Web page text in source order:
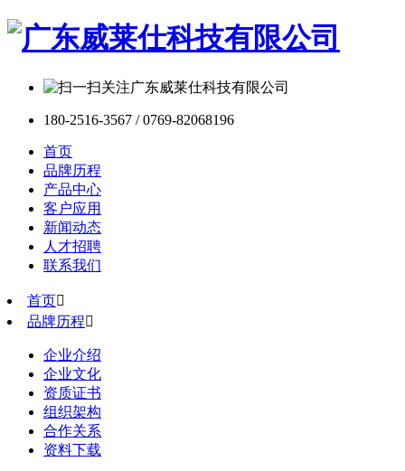
180-2516-3567 / 0769-82068196
首页
品牌历程
产品中心
客户应用
新闻动态
人才招聘
联系我们
首页
品牌历程
企业介绍
企业文化
资质证书
组织架构
合作关系
资料下载